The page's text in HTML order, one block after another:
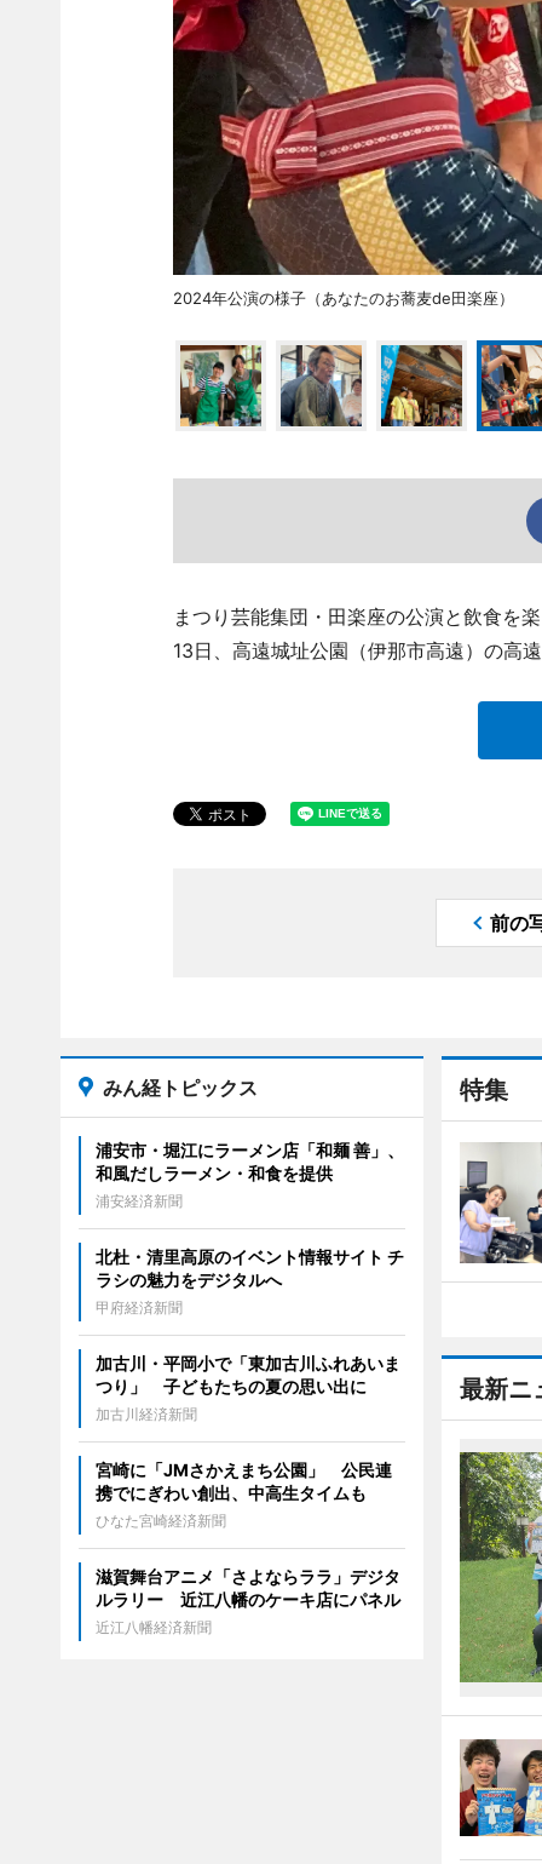
2024年公演の様子（あなたのお蕎麦de田楽座）
まつり芸能集団・田楽座の公演と飲食を
13日、高遠城址公園（伊那市高遠）の高
前の
特集
最新ニ
みん経トピックス
浦安市・堀江にラーメン店「和麺 善」、
和風だしラーメン・和食を提供
浦安経済新聞
北杜・清里高原のイベント情報サイト チ
ラシの魅力をデジタルへ
甲府経済新聞
加古川・平岡小で「東加古川ふれあいま
つり」 子どもたちの夏の思い出に
加古川経済新聞
宮崎に「JMさかえまち公園」 公民連
携でにぎわい創出、中高生タイムも
ひなた宮崎経済新聞
滋賀舞台アニメ「さよならララ」デジタ
ルラリー 近江八幡のケーキ店にパネル
近江八幡経済新聞